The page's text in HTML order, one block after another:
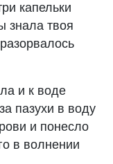
капельки
знала твоя
и к воде
пазухи в воду
и понесло
в волнении